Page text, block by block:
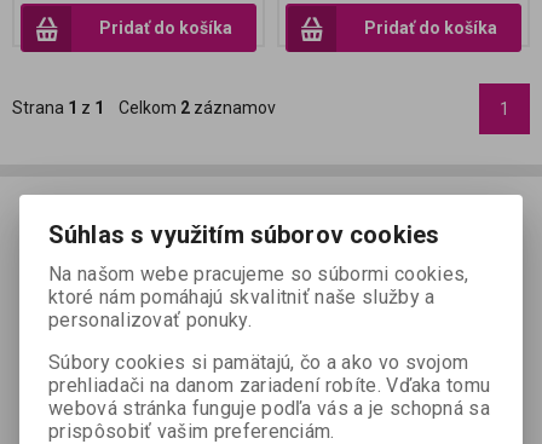
Pridať do košíka Pridať do košíka
Strana 1 z 1 Celkom 2 záznamov 1
Súhlas s využitím súborov cookies
Na našom webe pracujeme so súbormi cookies,
ktoré nám pomáhajú skvalitniť naše služby a
personalizovať ponuky.
Súbory cookies si pamätajú, čo a ako vo svojom
prehliadači na danom zariadení robíte. Vďaka tomu
webová stránka funguje podľa vás a je schopná sa
prispôsobiť vašim preferenciám.